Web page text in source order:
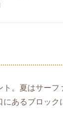
。夏はサーフ
あるブロック